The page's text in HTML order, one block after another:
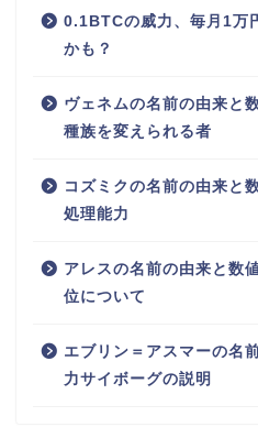
0.1BTCの威力、毎月1万
かも？
ヴェネムの名前の由来と
種族を変えられる者
コズミクの名前の由来と
処理能力
アレスの名前の由来と数
位について
エブリン＝アスマーの名
力サイボーグの説明